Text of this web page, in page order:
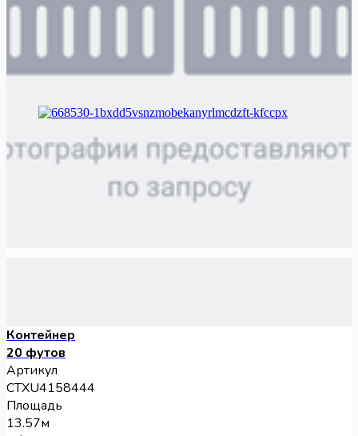
Контейнер
20 футов
Артикул
CTXU4158444
Площадь
13.57м